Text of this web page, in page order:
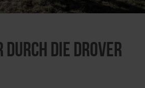
durch die Drover